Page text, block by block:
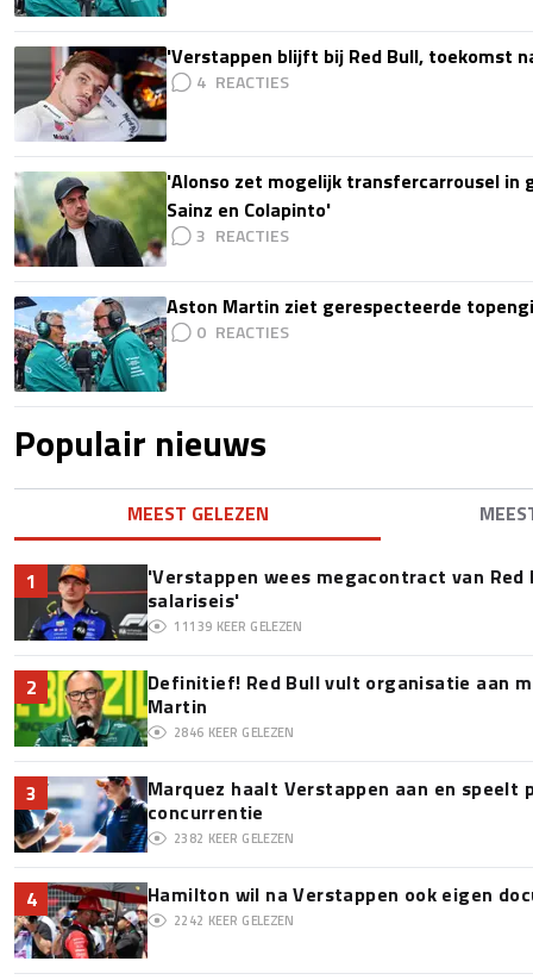
'Verstappen blijft bij Red Bull, toekomst
4
'Alonso zet mogelijk transfercarrousel in
Sainz en Colapinto'
3
Aston Martin ziet gerespecteerde
0
Populair nieuws
MEEST GELEZEN
1
'Verstappen wees megacontract van
salariseis'
11139 KEER GELEZEN
2
Definitief! Red Bull vult organisatie aan
Martin
2846 KEER GELEZEN
3
Marquez haalt Verstappen aan en speelt
concurrentie
2382 KEER GELEZEN
4 Hamilton wil na Verstappen ook eigen
2242 KEER GELEZEN